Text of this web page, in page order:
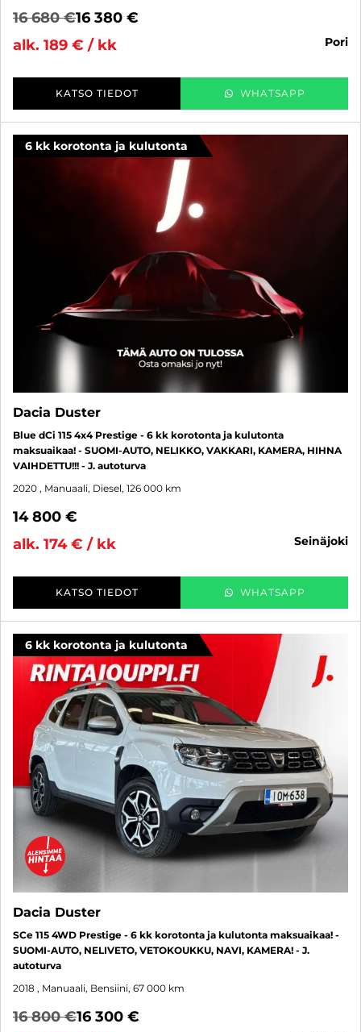
16 680 €16 380 €
alk. 189 € / kk
pori
KATSO TIEDOT WHATSAPP
6 kk korotonta ja kulutonta
Dacia Duster
Blue dCi 115 4x4 Prestige - 6 kk korotonta ja kulutonta
maksuaikaa! - SUOMI-AUTO, NELIKKO, VAKKARI, KAMERA, HIHNA
VAIHDETTU!!! - J. autoturva
2020 , Manuaali, Diesel, 126 000 km
14 800 €
alk. 174 € / kk
seinäjoki
KATSO TIEDOT WHATSAPP
6 kk korotonta ja kulutonta
Dacia Duster
SCe 115 4WD Prestige - 6 kk korotonta ja kulutonta maksuaikaa! -
SUOMI-AUTO, NELIVETO, VETOKOUKKU, NAVI, KAMERA! - J.
autoturva
2018 , Manuaali, Bensiini, 67 000 km
16 800 €16 300 €